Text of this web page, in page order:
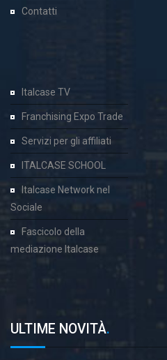
Contatti
Italcase TV
Franchising Expo Trade
Servizi per gli affiliati
ITALCASE SCHOOL
Italcase Network nel
Sociale
Fascicolo della
mediazione Italcase
ULTIME NOVITÀ.